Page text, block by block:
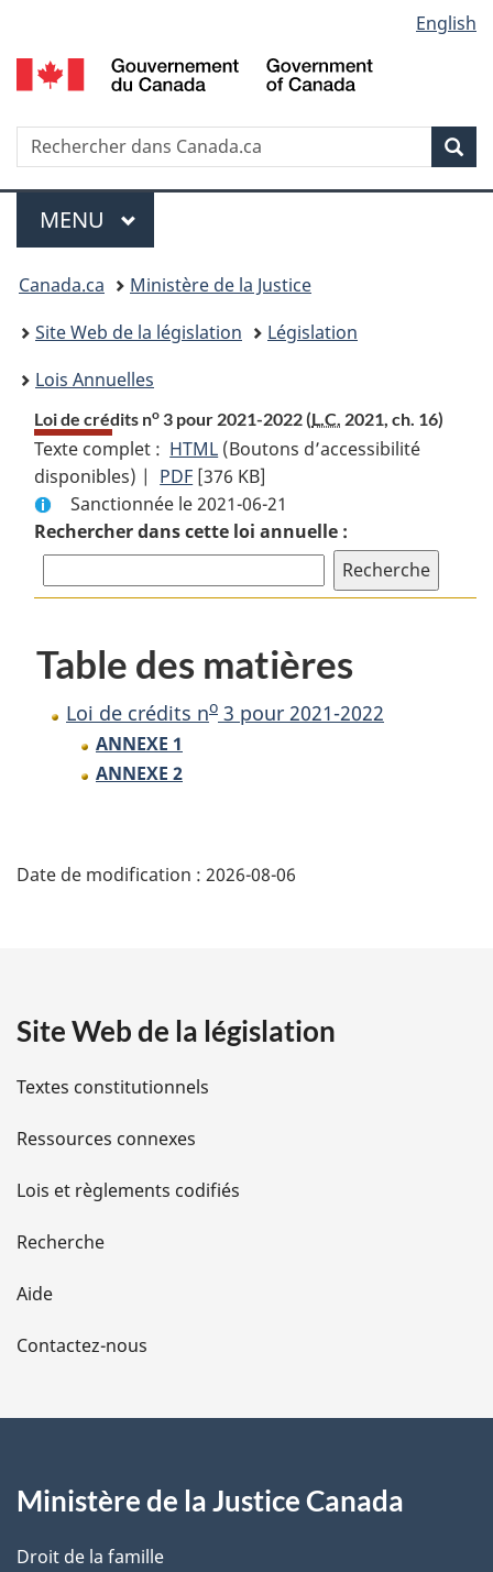
au
contenu
propos
de
la
HTML
simplifiée
selection
English
Recherche
Menu
MENU PRINCIPAL
Vous
etes
ici
Canada.ca
Ministère de la Justice
Site Web de la législation
Législation
Lois Annuelles
Loi de crédits no 3 pour 2021-2022 (L.C. 2021, ch. 16)
Texte complet : HTML Texte
complet
:
Loi
de
crédits
pour
2022
(Boutons d’accessibilité
disponibles) | PDF Texte
complet
:
Loi
de
3
2021-
[376 KB]
Sanctionnée le 2021-06-21
Rechercher dans cette loi annuelle :
Table des matières
Loi de crédits no 3 pour 2021-2022
ANNEXE 1
ANNEXE 2
é
i
l
s
d
e
l
a
e
Date de modification : 2026-08-06
Site Web de la législation
Textes constitutionnels
Ressources connexes
Lois et règlements codifiés
Recherche
Aide
Contactez-nous
Ministère de la Justice Canada
Droit de la famille